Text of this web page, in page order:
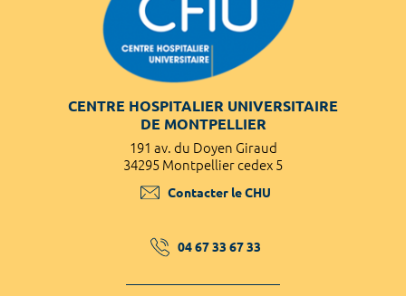
CENTRE HOSPITALIER UNIVERSITAIRE
DE MONTPELLIER
191 av. du Doyen Giraud
34295 Montpellier cedex 5
Contacter le CHU
04 67 33 67 33